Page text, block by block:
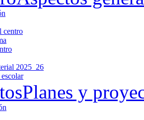
centro
2025_26
Planes y